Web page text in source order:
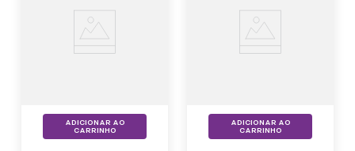
ADICIONAR AO
CARRINHO
ADICIONAR AO
CARRINHO